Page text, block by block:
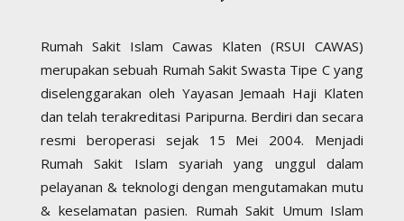
Rumah Sakit Islam Cawas Klaten (RSUI CAWAS)
merupakan sebuah Rumah Sakit Swasta Tipe C yang
diselenggarakan oleh Yayasan Jemaah Haji Klaten
dan telah terakreditasi Paripurna. Berdiri dan secara
resmi beroperasi sejak 15 Mei 2004. Menjadi
Rumah Sakit Islam syariah yang unggul dalam
pelayanan & teknologi dengan mengutamakan mutu
& keselamatan pasien. Rumah Sakit Umum Islam